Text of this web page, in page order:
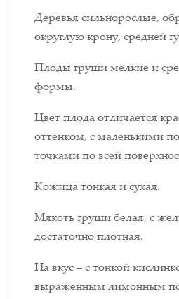
Деревья сильнорослые,
округлую крону, средней
Плоды груши мелкие и
формы.
Цвет плода отличается
оттенком, с маленькими
точками по всей
Кожица тонкая и сухая.
Мякоть груши белая, с
достаточно плотная.
На вкус – с тонкой
выраженным лимонным